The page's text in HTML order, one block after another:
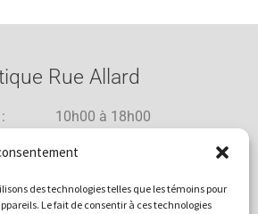
des technologies telles que les témoins pour
Le fait de consentir à ces technologies
Rue Allard
: 10h00 à 18h00
: 10h00 à 18h00
: 10h00 à 18h00
: 10h00 à 18h00